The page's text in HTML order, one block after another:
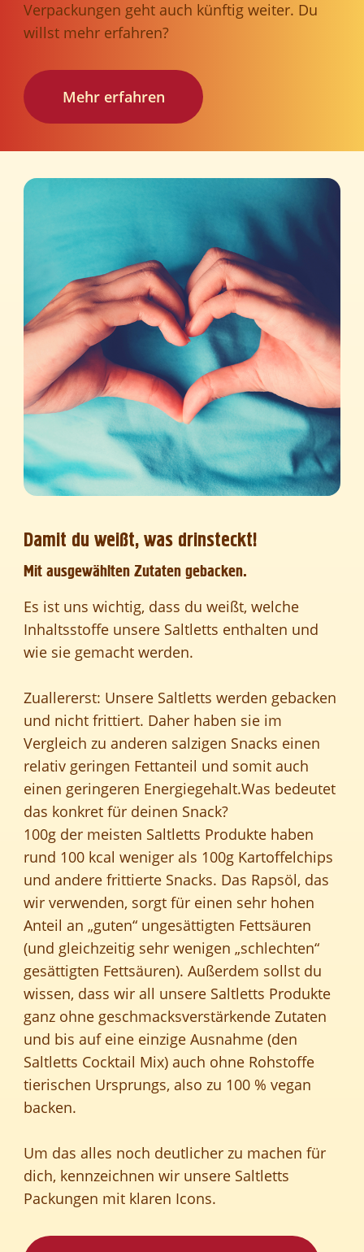
Verpackungen geht auch künftig weiter. Du
willst mehr erfahren?
Mehr erfahren
Damit du weißt, was drinsteckt!
Mit ausgewählten Zutaten gebacken.
Es ist uns wichtig, dass du weißt, welche
Inhaltsstoffe unsere Saltletts enthalten und
wie sie gemacht werden.
Zuallererst: Unsere Saltletts werden gebacken
und nicht frittiert. Daher haben sie im
Vergleich zu anderen salzigen Snacks einen
relativ geringen Fettanteil und somit auch
einen geringeren Energiegehalt.Was bedeutet
das konkret für deinen Snack?
100g der meisten Saltletts Produkte haben
rund 100 kcal weniger als 100g Kartoffelchips
und andere frittierte Snacks. Das Rapsöl, das
wir verwenden, sorgt für einen sehr hohen
Anteil an „guten“ ungesättigten Fettsäuren
(und gleichzeitig sehr wenigen „schlechten“
gesättigten Fettsäuren). Außerdem sollst du
wissen, dass wir all unsere Saltletts Produkte
ganz ohne geschmacksverstärkende Zutaten
und bis auf eine einzige Ausnahme (den
Saltletts Cocktail Mix) auch ohne Rohstoffe
tierischen Ursprungs, also zu 100 % vegan
backen.
Um das alles noch deutlicher zu machen für
dich, kennzeichnen wir unsere Saltletts
Packungen mit klaren Icons.